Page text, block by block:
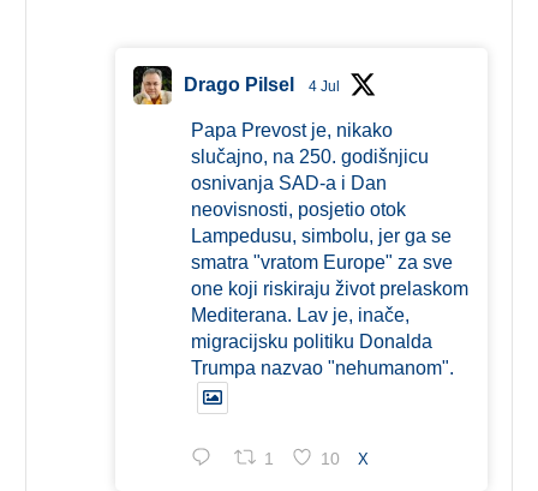
Drago Pilsel 4 Jul
Papa Prevost je, nikako
slučajno, na 250. godišnjicu
osnivanja SAD-a i Dan
neovisnosti, posjetio otok
Lampedusu, simbolu, jer ga se
smatra "vratom Europe" za sve
one koji riskiraju život prelaskom
Mediterana. Lav je, inače,
migracijsku politiku Donalda
Trumpa nazvao "nehumanom".
1 10 X